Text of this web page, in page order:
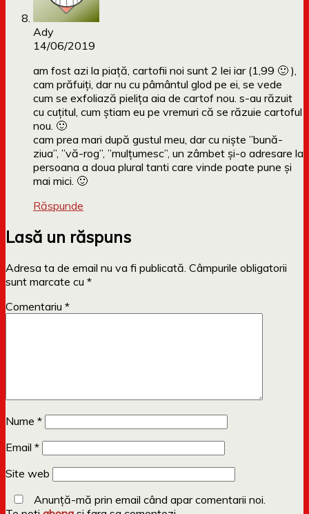
Ady
14/06/2019
am fost azi la piață, cartofii noi sunt 2 lei iar (1,99 🙂 ),
cam prăfuiți, dar nu cu pâmântul glod pe ei, se vede
cum se exfoliază pielița aia de cartof nou. s-au răzuit
cu cuțitul, cum știam eu pe vremuri că se răzuie cartoful
nou. 🙂
cam prea mari după gustul meu, dar cu niște ”bună-
ziua”, ”vă-rog”, ”mulțumesc”, un zâmbet și-o adresare la
persoana a doua plural tanti care vinde poate pune și
mai mici. 🙂
Răspunde
Lasă un răspuns
Adresa ta de email nu va fi publicată. Câmpurile obligatorii
sunt marcate cu *
Comentariu *
Nume *
Email *
Site web
Anunță-mă prin email când apar comentarii noi.